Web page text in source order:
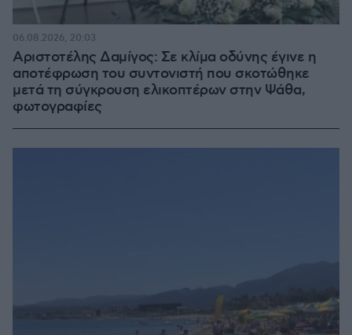
Αριστοτέλης Δαμίγος: Σε κλίμα οδύνης έγινε η
αποτέφρωση του συντονιστή που σκοτώθηκε
μετά τη σύγκρουση ελικοπτέρων στην Ψάθα,
φωτογραφίες
06.08.2026, 20:03